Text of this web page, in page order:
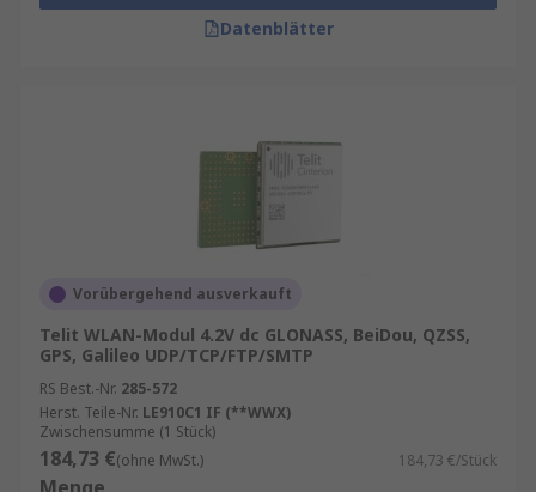
Intelligente Zähler,
Unterhaltungselektronikregelung,
Anlagenverfolgung, Spielzeug,
Unterhaltungselektronikregelung, Drahtlose
Steuerungen, FitnessanwendungenRemote-
Verschiedene Arten von WLAN-Modulen
Die Wahl des passenden WLAN-Moduls hängt
von den technischen Anforderungen Ihrer
Anwendung ab. Prüfen Sie insbesondere
folgende Kriterien:
Datenblätter
Vorübergehend ausverkauft
Telit WLAN-Modul 4.2V dc GLONASS, BeiDou, QZSS,
GPS, Galileo UDP/TCP/FTP/SMTP
RS Best.-Nr. 285-572
Herst. Teile-Nr. LE910C1 IF (**WWX)
Zwischensumme (1 Stück)
184,73 €(ohne MwSt.) 184,73 €/Stück